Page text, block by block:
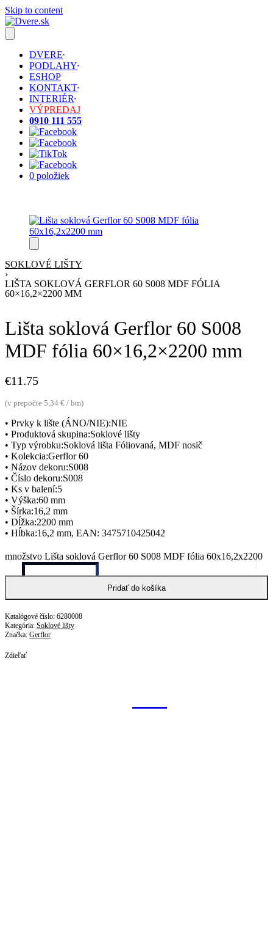
Skip to content
DVERE
PODLAHY
ESHOP
KONTAKT
INTERIÉR
VÝPREDAJ
0910 111 555
0 položiek
SOKLOVÉ LIŠTY
›
LIŠTA SOKLOVÁ GERFLOR 60 S008 MDF FÓLIA
60×16,2×2200 MM
Lišta soklová Gerflor 60 S008
MDF fólia 60×16,2×2200 mm
€11.75
(v prepočte 5,34 € / bm)
• Prvky k lište (ÁNO/NIE):NIE
• Produktová skupina:Soklové lišty
• Typ výrobku:Soklová lišta Fóliovaná, MDF nosič
• Kolekcia:Gerflor 60
• Názov dekoru:S008
• Číslo dekoru:S008
• Ks v balení:5
• Výška:60 mm
• Šírka:16,2 mm
• Dĺžka:2200 mm
• Hĺbka:16,2 mm, EAN: 3475710425042
množstvo Lišta soklová Gerflor 60 S008 MDF fólia 60x16,2x2200
mm
Pridať do košíka
6280008
Kategória: Soklové lišty
Značka: Gerflor
Zdieľať